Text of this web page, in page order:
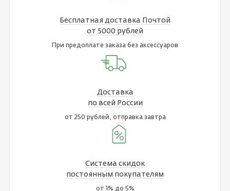
Бесплатная доставка Почтой
от 5000 рублей
При предоплате заказа без аксессуаров
Доставка
по всей России
от 250 рублей, отправка завтра
Система скидок
постоянным покупателям
от 1% до 5%